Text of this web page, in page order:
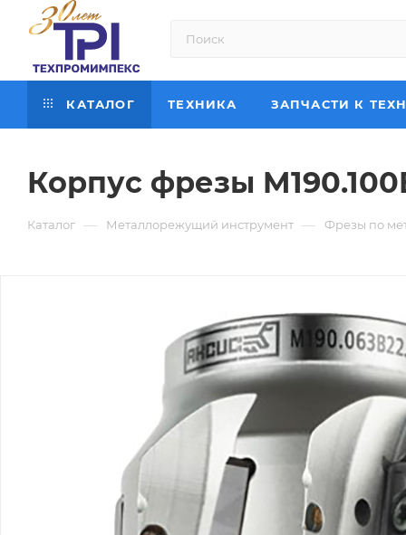
КАТАЛОГ ТЕХНИКА ЗАПЧАСТИ К
Корпус фрезы
Каталог — Металлорежущий инструмент — Фрезы по